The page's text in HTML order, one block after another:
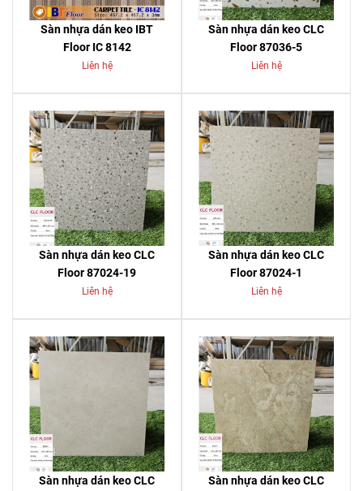
Sàn nhựa dán keo IBT
Floor IC 8142
Liên hệ
Sàn nhựa dán keo CLC
Floor 87036-5
Liên hệ
Sàn nhựa dán keo CLC
Floor 87024-19
Liên hệ
Sàn nhựa dán keo CLC
Floor 87024-1
Liên hệ
Sàn nhựa dán keo CLC
Sàn nhựa dán keo CLC